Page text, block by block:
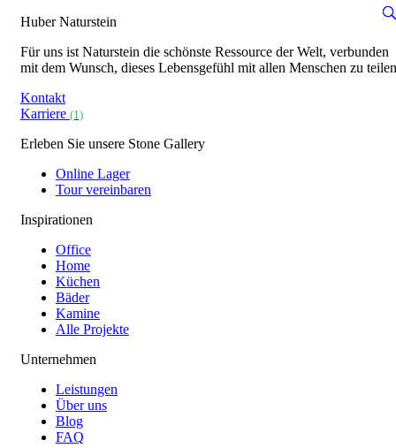
Huber Naturstein
Für uns ist Naturstein die schönste Ressource der Welt, verbunden
mit dem Wunsch, dieses Lebensgefühl mit allen Menschen zu
Kontakt
Karriere (1)
Erleben Sie unsere Stone Gallery
Online Lager
Tour vereinbaren
Inspirationen
Office
Home
Küchen
Bäder
Kamine
Alle Projekte
Unternehmen
Leistungen
Über uns
Blog
FAQ